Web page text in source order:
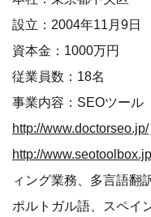
設立：2004年11月9日
資本金：1000万円
従業員数：18名
事業内容：SEOツール
http://www.doctorseo.jp/
http://
ィング業務、多言語翻
ポルトガル語、スペイ